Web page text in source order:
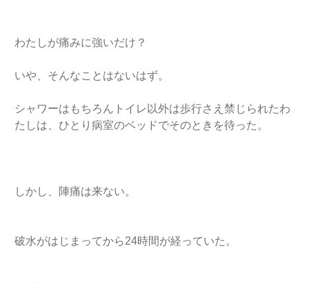
わたしが痛みに強いだけ？
いや、そんなことはないはず。
シャワーはもちろんトイレ以外は歩行さえ禁じられたわ
たしは、ひとり病室のベッドでそのときを待った。
しかし、陣痛は来ない。
破水がはじまってから24時間が経っていた。